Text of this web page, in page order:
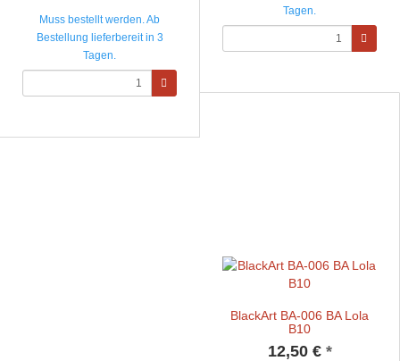
Muss bestellt werden. Ab
Bestellung lieferbereit in 3
Tagen.
Tagen.
BlackArt BA-006 BA Lola
B10
12,50 € *